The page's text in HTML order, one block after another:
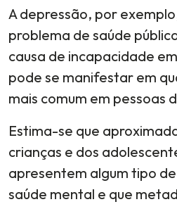
A depressão, por
problema de saúde
causa de incapacidade
pode se manifestar em
mais comum em pessoas
Estima-se que
crianças e dos
apresentem algum tipo
saúde mental e que